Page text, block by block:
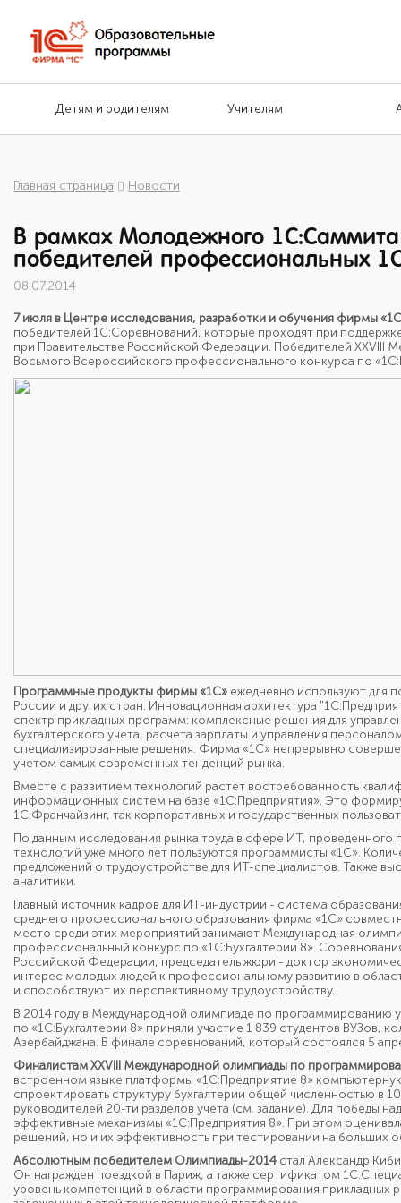
Детям и родителям Учителям
Главная страница Новости
В рамках Молодежного
победителей профессиональных
08.07.2014
7 июля в Центре исследования, разработки и обучения фирмы
победителей 1С:Соревнований, которые проходят при
при Правительстве Российской Федерации. Победителей ХХVIII
Восьмого Всероссийского профессионального конкурса по
Программные продукты фирмы«1С» ежедневно используют для
России и других стран. Инновационная архитектура
спектр прикладных программ: комплексные решения для
бухгалтерского учета, расчета зарплаты и управления
специализированные решения. Фирма «1С» непрерывно
учетом самых современных тенденций рынка.
Вместе с развитием технологий растет востребованность
информационных систем на базе «1С:Предприятия». Это
1С:Франчайзинг, так корпоративных и государственных
По данным исследования рынка труда в сфере ИТ,
технологий уже много лет пользуются программисты «1С».
предложений о трудоустройстве для ИТ-специалистов. Также
аналитики.
Главный источник кадров для ИТ-индустрии - система
среднего профессионального образования фирма «1С»
место среди этих мероприятий занимают Международная
профессиональный конкурс по «1С:Бухгалтерии 8».
Российской Федерации, председатель жюри - доктор
интерес молодых людей к профессиональному развитию в
и способствуют их перспективному трудоустройству.
В 2014 году в Международной олимпиаде по программированию
по «1С:Бухгалтерии 8» приняли участие 1 839 студентов ВУЗов,
Азербайджана. В финале соревнований, который состоялся 5
Финалистам ХХVIII Международной олимпиады по
встроенном языке платформы «1С:Предприятие 8»
спроектировать структуру бухгалтерии общей численностью
руководителей 20-ти разделов учета (см. задание). Для победы
эффективные механизмы «1С:Предприятия 8». При этом
решений, но и их эффективность при тестировании на больших
Абсолютным победителем Олимпиады-2014 стал Александр
Он награжден поездкой в Париж, а также сертификатом
уровень компетенций в области программирования